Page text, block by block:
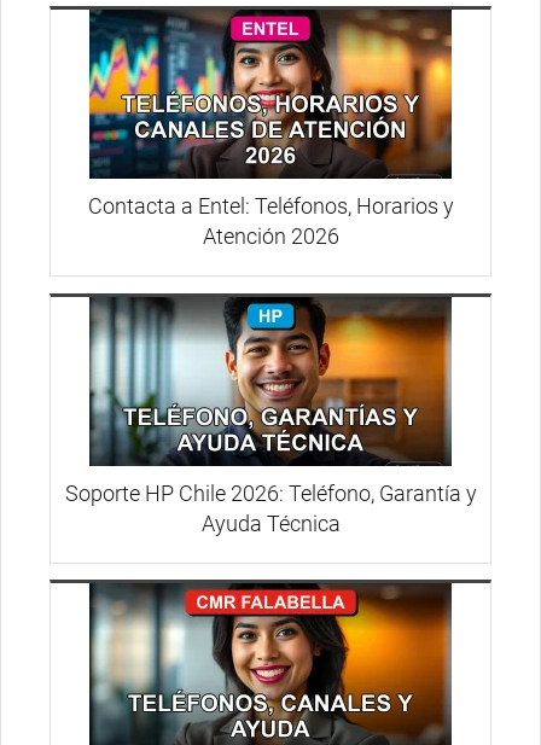
Contacta a Entel: Teléfonos, Horarios y
Atención 2026
Soporte HP Chile 2026: Teléfono, Garantía y
Ayuda Técnica